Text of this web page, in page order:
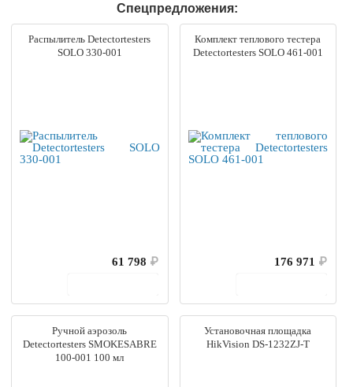
Спецпредложения:
Распылитель Detectortesters
SOLO 330-001
61 798 ₽
Комплект теплового тестера
Detectortesters SOLO 461-001
176 971 ₽
Ручной аэрозоль
Detectortesters SMOKESABRE
100-001 100 мл
Установочная площадка
HikVision DS-1232ZJ-T